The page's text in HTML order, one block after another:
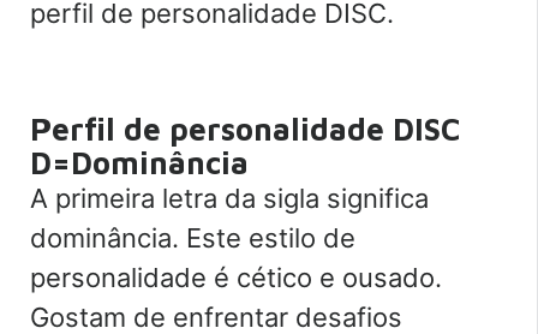
perfil de personalidade DISC.
Perfil de personalidade DISC
D=Dominância
A primeira letra da sigla significa
dominância. Este estilo de
personalidade é cético e ousado.
Gostam de enfrentar desafios